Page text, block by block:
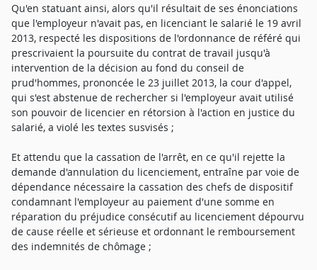
Qu'en statuant ainsi, alors qu'il résultait de ses énonciations
que l'employeur n'avait pas, en licenciant le salarié le 19 avril
2013, respecté les dispositions de l'ordonnance de référé qui
prescrivaient la poursuite du contrat de travail jusqu'à
intervention de la décision au fond du conseil de
prud'hommes, prononcée le 23 juillet 2013, la cour d'appel,
qui s'est abstenue de rechercher si l'employeur avait utilisé
son pouvoir de licencier en rétorsion à l'action en justice du
salarié, a violé les textes susvisés ;
Et attendu que la cassation de l'arrêt, en ce qu'il rejette la
demande d'annulation du licenciement, entraîne par voie de
dépendance nécessaire la cassation des chefs de dispositif
condamnant l'employeur au paiement d'une somme en
réparation du préjudice consécutif au licenciement dépourvu
de cause réelle et sérieuse et ordonnant le remboursement
des indemnités de chômage ;